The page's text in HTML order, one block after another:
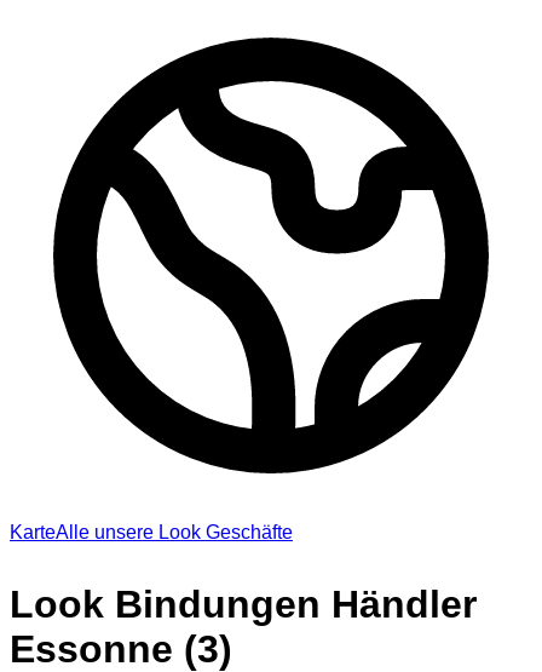
KarteAlle unsere Look Geschäfte
Look Bindungen Händler
Essonne (3)